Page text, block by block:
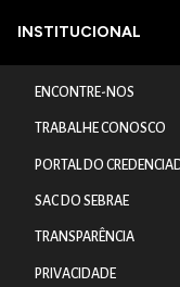
INSTITUCIONAL
ENCONTRE-NOS
TRABALHE CONOSCO
PORTAL DO
SAC DO SEBRAE
TRANSPARÊNCIA
PRIVACIDADE